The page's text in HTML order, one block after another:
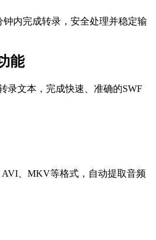
钟内完成转录，安全处理并稳定输
能
录文本，完成快速、准确的SWF
、MKV等格式，自动提取音频